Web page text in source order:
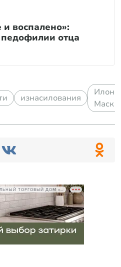
воспалено»:
отца
изнасилования
Илон
Маск
РЕКЛАМА • ООО СТРОИТЕЛЬНЫЙ ТОРГОВЫЙ ДОМ «ПЕТРОВИЧ», ИНН 7802348846